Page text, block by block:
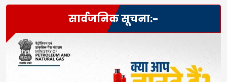
सार्वजनिक सूचना:-